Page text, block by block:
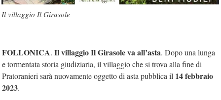
Il villaggio Il Girasole
FOLLONICA. Il villaggio Il Girasole va all’asta. Dopo una lunga
e tormentata storia giudiziaria, il villaggio che si trova alla fine di
Pratoranieri sarà nuovamente oggetto di asta pubblica il 14 febbraio
2023.